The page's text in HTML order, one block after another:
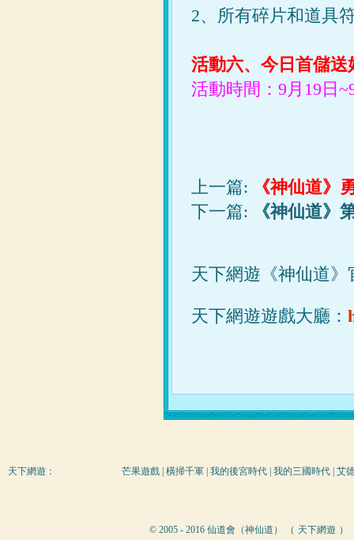
2、所有碎片和道具
活動六、今日首儲送
活動時間：9月19日
上一篇:
《神仙道》
下一篇:
《神仙道》
天下網遊《神仙道》
天下網遊遊戲大廳：
天下網遊 ： 芒果遊戲 橫掃千軍 我的後宮時代 我的三國時代 艾
© 2005 - 2016 仙道會（神仙道） （ 天下網遊 ）